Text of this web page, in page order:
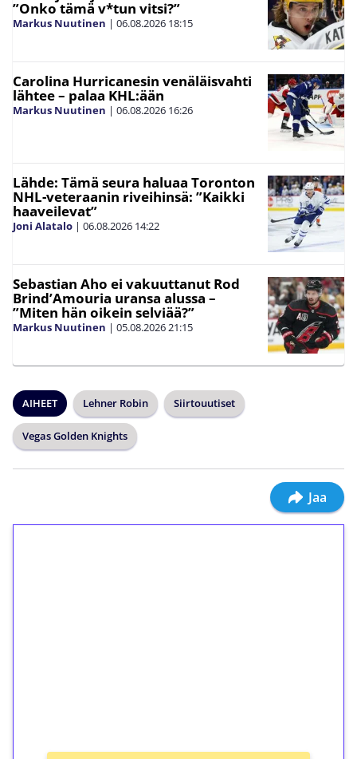
”Onko tämä v*tun vitsi?”
Markus Nuutinen | 06.08.2026 18:15
Carolina Hurricanesin venäläisvahti
lähtee – palaa KHL:ään
Markus Nuutinen | 06.08.2026 16:26
Lähde: Tämä seura haluaa Toronton
NHL-veteraanin riveihinsä: ”Kaikki
haaveilevat”
Joni Alatalo | 06.08.2026 14:22
Sebastian Aho ei vakuuttanut Rod
Brind’Amouria uransa alussa –
”Miten hän oikein selviää?”
Markus Nuutinen | 05.08.202621:15
AIHEET Lehner Robin Siirtouutiset
Vegas Golden Knights
Jaa